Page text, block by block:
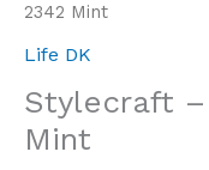
2342 Mint
Life DK
Stylecraft
Mint